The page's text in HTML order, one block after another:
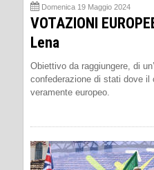
Domenica 19 Maggio 2024
VOTAZIONI
Lena
Obiettivo da raggiungere, di
confederazione di stati dove il
veramente europeo.